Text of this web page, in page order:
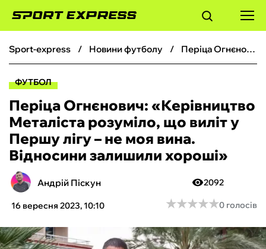
ФУТБОЛ
БОКС
ХОКЕЙ
ТЕНІС
КІБЕРСПОРТ
sport-express новини футболу Періца Огнєнович: «Керівництво Металіста розуміло, що виліт у Першу лігу – не моя вина. Відносини залишили хороші»
ФУТБОЛ
Періца Огнєнович: «Керівництво
Металіста розуміло, що виліт у
Першу лігу – не моя вина.
Відносини залишили хороші»
Андрій Піскун
16 вересня 2023, 10:10
2092
★★★★★
★★★★★0 голосів